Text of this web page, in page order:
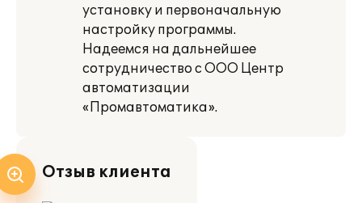
установку и первоначальную
настройку программы.
Надеемся на дальнейшее
сотрудничество с ООО Центр
автоматизации
«Промавтоматика».
Отзыв клиента